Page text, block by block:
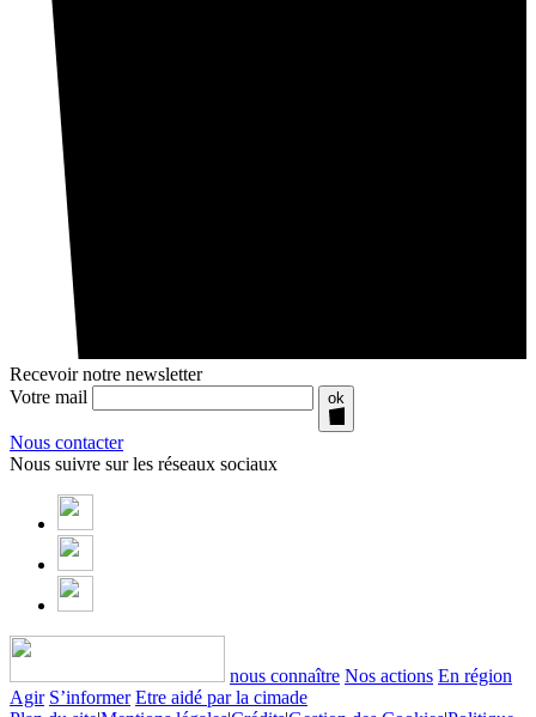
Recevoir notre newsletter
Votre mail
ok
Nous contacter
Nous suivre sur les réseaux sociaux
nous connaître Nos actions En région
Agir S’informer Etre aidé par la cimade